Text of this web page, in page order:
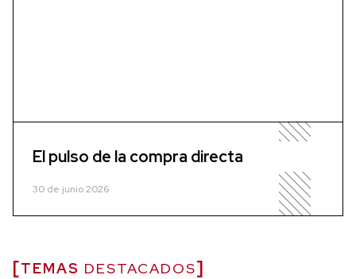
El pulso de la compra directa
30 de junio 2026
TEMAS DESTACADOS